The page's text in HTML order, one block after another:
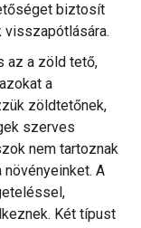
biztosít
az a zöld tető,
a
zöldtetőnek,
szerves
nem tartoznak
növényeinket. A
Két típust